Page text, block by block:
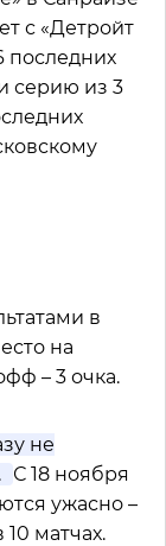
с «Детройт
последних
серию из 3
в
на
– 3 очка.
не
С 18 ноября
ужасно –
матчах.